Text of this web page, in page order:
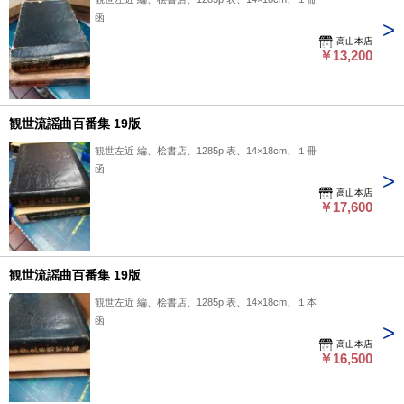
函
高山本店
￥13,200
観世流謡曲百番集 19版
観世左近 編、桧書店、1285p 表、14×18cm、１冊
函
高山本店
￥17,600
観世流謡曲百番集 19版
観世左近 編、桧書店、1285p 表、14×18cm、１本
函
高山本店
￥16,500